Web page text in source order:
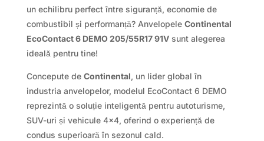
un echilibru perfect între siguranță, economie de
combustibil și performanță? Anvelopele Continental
EcoContact 6 DEMO 205/55R17 91Vsunt alegerea
ideală pentru tine!
Concepute de Continental, un lider global în
industria anvelopelor, modelul EcoContact 6 DEMO
reprezintă o soluție inteligentă pentru autoturisme,
SUV-uri și vehicule 4×4, oferind o experiență de
condus superioară în sezonul cald.